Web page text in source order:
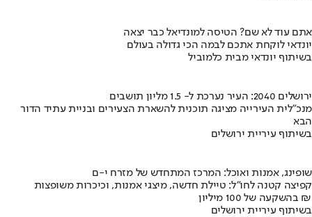
אתם עוד לא שם? הטיסה למונדיאל כבר יצאה
יונדאי לוקחת אתכם לבמה הכי גדולה בעולם
בשיתוף יונדאי מבית כלמוביל
ירושלים 2040: העיר נערכת ל- 1.5 מליון תושבים
מנכ"לית העירייה מציגה תוכנית להשארת הצעירים ובניית עתיד הדור
הבא
בשיתוף עיריית ירושלים
שופינג, אמנות ואוכל: המרכז המתחדש של מזרח י-ם
קפיצה קטנה לחו"ל: טיילת חדשה, מיצגי אמנות, וכיכרות משופצות
בהשקעה של 100 מיליון ₪
בשיתוף עיריית ירושלים